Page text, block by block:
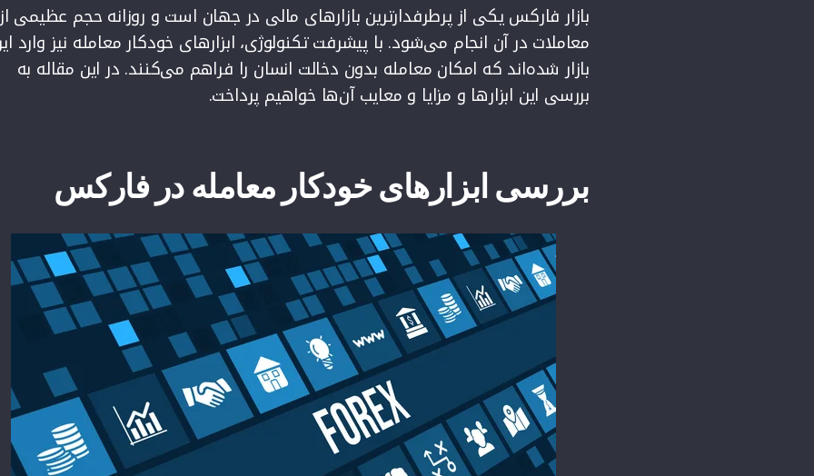
بازار فارکس یکی از پرطرفدارترین بازارهای مالی در جهان است و روزانه حجم عظیمی
معاملات در آن انجام می‌شود. با پیشرفت تکنولوژی، ابزارهای خودکار معامله نیز وارد
بازار شده‌اند که امکان معامله بدون دخالت انسان را فراهم می‌کنند. در این مقاله به
بررسی این ابزارها و مزایا و معایب آن‌ها خواهیم پرداخت.
بررسی ابزارهای خودکار معامله در فارکس